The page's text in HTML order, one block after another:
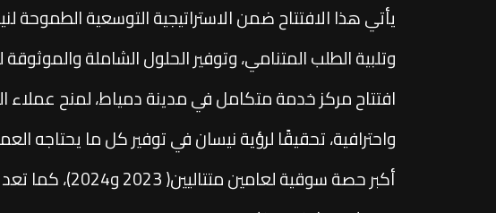
يأتي هذا الافتتاح ضمن الاستراتيجية التوسعية
وتلبية الطلب المتنامي، وتوفير الحلول الشاملة
افتتاح مركز خدمة متكامل في مدينة دمياط، لمنح
واحترافية، تحقيقًا لرؤية نيسان في توفير كل ما يحتاجه